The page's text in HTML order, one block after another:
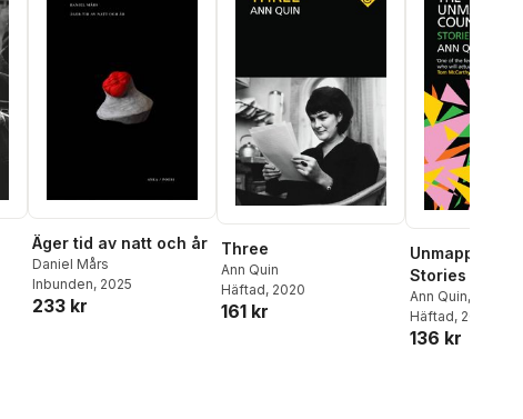
Äger tid av natt och år
Daniel Mårs
Inbunden, 2025
233 kr
Three
Ann Quin
Häftad, 2020
161 kr
Unmapped
Stories and
Ann Quin,
Hodgson
Häftad, 2018
136 kr